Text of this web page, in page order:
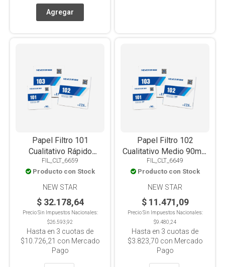
Papel Filtro 101
Cualitativo Rápido
180mm X 100u
FIL_CLT_6659
Producto con Stock
NEW STAR
$ 32.178,64
Precio Sin Impuestos Nacionales:
$26.593,92
Hasta en 3 cuotas de
$10.726,21 con Mercado
Pago
Papel Filtro 102
Cualitativo Medio 90mm
X 100u
FIL_CLT_6649
Producto con Stock
NEW STAR
$ 11.471,09
Precio Sin Impuestos Nacionales:
$9.480,24
Hasta en 3 cuotas de
$3.823,70 con Mercado
Pago